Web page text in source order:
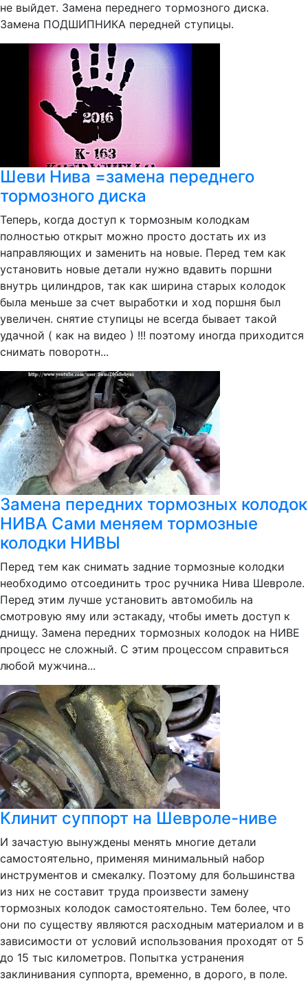
не выйдет. Замена переднего тормозного диска.
Замена ПОДШИПНИКА передней ступицы.
Шеви Нива =замена переднего
тормозного диска
Теперь, когда доступ к тормозным колодкам
полностью открыт можно просто достать их из
направляющих и заменить на новые. Перед тем как
установить новые детали нужно вдавить поршни
внутрь цилиндров, так как ширина старых колодок
была меньше за счет выработки и ход поршня был
увеличен. снятие ступицы не всегда бывает такой
удачной ( как на видео ) !!! поэтому иногда приходится
снимать поворотн...
Замена передних тормозных колодок
НИВА Сами меняем тормозные
колодки НИВЫ
Перед тем как снимать задние тормозные колодки
необходимо отсоединить трос ручника Нива Шевроле.
Перед этим лучше установить автомобиль на
смотровую яму или эстакаду, чтобы иметь доступ к
днищу. Замена передних тормозных колодок на НИВЕ
процесс не сложный. С этим процессом справиться
любой мужчина...
Клинит суппорт на Шевроле-ниве
И зачастую вынуждены менять многие детали
самостоятельно, применяя минимальный набор
инструментов и смекалку. Поэтому для большинства
из них не составит труда произвести замену
тормозных колодок самостоятельно. Тем более, что
они по существу являются расходным материалом и в
зависимости от условий использования проходят от 5
до 15 тыс километров. Попытка устранения
заклинивания суппорта, временно, в дорого, в поле.